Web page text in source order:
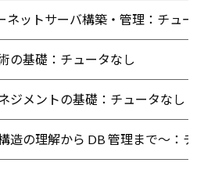
ネットサーバ構築・管理：チュー
の基礎：チュータなし
ジメントの基礎：チュータなし
造の理解から DB 管理まで～：チ